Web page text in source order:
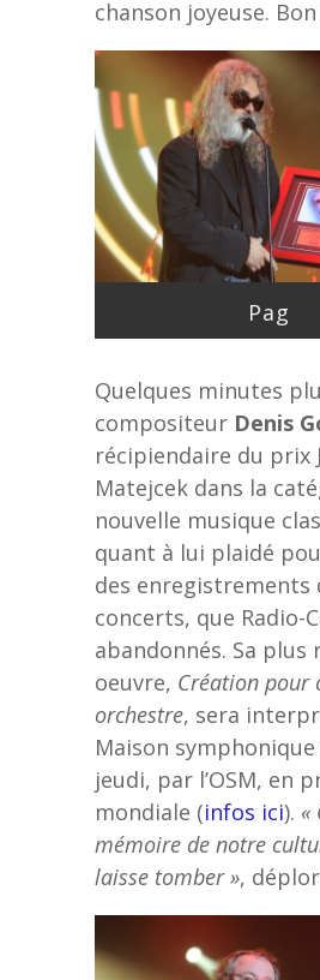
chanson joyeuse.
Pag
Quelques minutes
compositeur Denis
récipiendaire du prix
Matejcek dans la
nouvelle musique
quant à lui plaidé
des enregistrements
concerts, que Radio-
abandonnés. Sa plus
oeuvre, Création pour
orchestre, sera
Maison
jeudi, par l’OSM, en
mondiale (infos ici). «
mémoire de notre
laisse tomber »,